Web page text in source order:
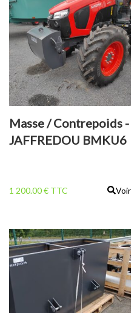
Masse / Contrepoids -
JAFFREDOU BMKU6
1 200.00 € TTC Voir